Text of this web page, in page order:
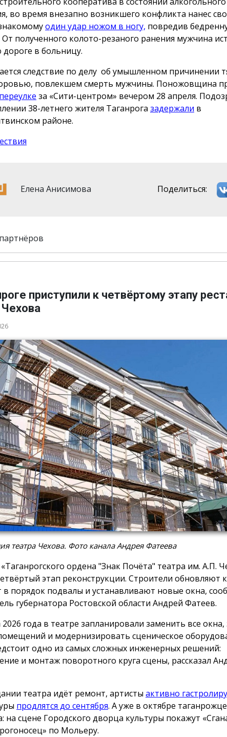
во время внезапно возникшего конфликта нанес
один удар ножом в ногу, повредив
полученного колото-резаного ранения мужчина
дороге в больницу.
следствие по делу об умышленном причинении
повлекшем смерть мужчины. Поножовщина
за «Сити-центром» вечером 28 апреля.
38-летнего жителя Таганрога задержали в
районе.
Елена Анисимова Поделиться:
приступили к четвёртому этапу
театра Чехова. Фото канала Андрея Фатеева
ордена "Знак Почёта" театра им. А.П.
этап реконструкции. Строители обновляют
в порядок подвалы и устанавливают новые окна,
губернатора Ростовской области Андрей Фатеев.
года в театре запланировали заменить все окна,
и модернизировать сценическое
одно из самых сложных инженерных решений:
и монтаж поворотного круга сцены, рассказал
театра идёт ремонт, артисты активно
продлятся до сентября. А уже в октябре
на сцене Городского дворца культуры покажут
по Мольеру.